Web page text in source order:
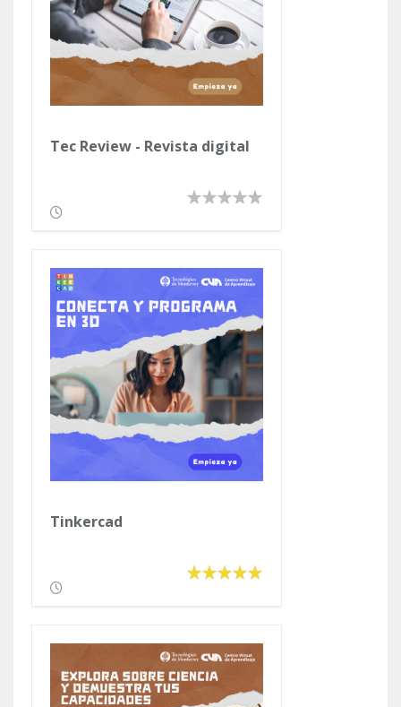
Tec Review - Revista digital
Tinkercad